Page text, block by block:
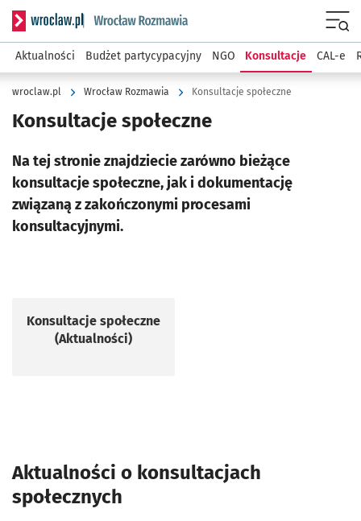
Serwis informacyjny wroclaw.pl podserwis: Rozmawia
Aktualności Budżet partycypacyjny NGO Konsultacje CAL-e
wroclaw.pl Wrocław Rozmawia Konsultacje społeczne
Konsultacje społeczne
Na tej stronie znajdziecie zarówno bieżące
konsultacje społeczne, jak i dokumentację
związaną z zakończonymi procesami
konsultacyjnymi.
Konsultacje społeczne
(Aktualności)
Aktualności o konsultacjach
społecznych